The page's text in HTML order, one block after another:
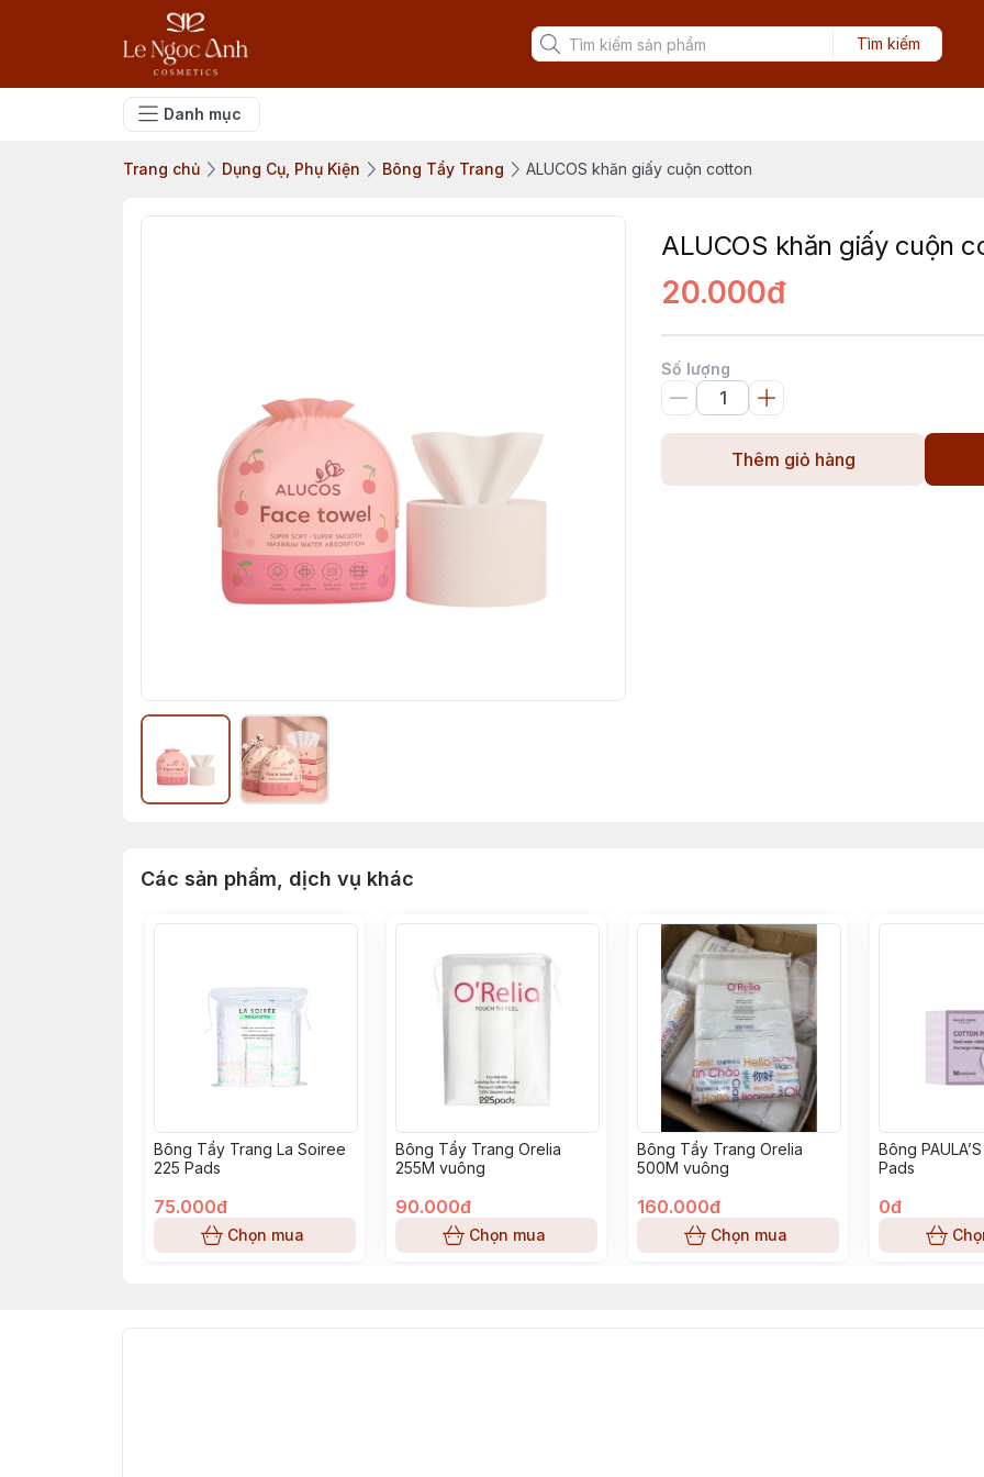
Tìm kiếm
Danh mục
Trang chủ Dụng Cụ, Phụ Kiện Bông Tẩy Trang ALUCOS khăn giấy cuộn cotton
ALUCOS khăn giấy cuộn
20.000đ
Số lượng
Thêm giỏ hàng
Các sản phẩm, dịch vụ khác
Bông Tẩy Trang La Soiree
225 Pads
75.000đ
Chọn mua
Bông Tẩy Trang Orelia
255M vuông
90.000đ
Chọn mua
Bông Tẩy Trang Orelia
500M vuông
160.000đ
Chọn mua
Bông
Pads
0đ